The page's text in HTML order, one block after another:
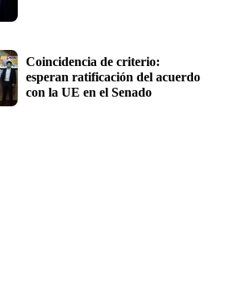
Coincidencia de criterio:
esperan ratificación del acuerdo
con la UE en el Senado